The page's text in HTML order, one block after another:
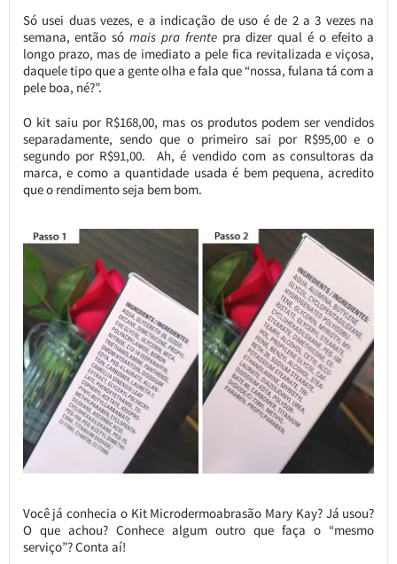
Só usei duas vezes, e a indicação de uso é de 2 a 3 vezes na
semana, então sómais pra frentepra dizer qual é o efeito a
longo prazo, mas de imediato a pele fica revitalizada e viçosa,
daquele tipo que a gente olha e fala que “nossa, fulana tá com a
pele boa, né?”.
O kit saiu por R$168,00, mas os produtos podem ser vendidos
separadamente, sendo que o primeiro sai por R$95,00 e o
segundo por R$91,00. Ah, é vendido com as consultoras da
marca, e como a quantidade usada é bem pequena, acredito
que o rendimento seja bem bom.
Você já conhecia o Kit Microdermoabrasão Mary Kay? Já usou?
O que achou? Conhece algum outro que faça o “mesmo
serviço”? Conta aí!